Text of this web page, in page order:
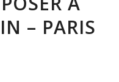
– PARIS